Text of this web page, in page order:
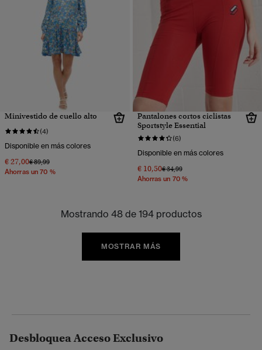
Minivestido de cuello alto
(4)
Disponible en más colores
€ 27,00Precio rebajado de
€ 89,99a
Ahorras un 70 %
Pantalones cortos ciclistas
Sportstyle Essential
(6)
Disponible en más colores
€ 10,50Precio rebajado de
€ 34,99a
Ahorras un 70 %
Mostrando 48 de 194 productos
MOSTRAR MÁS
Desbloquea Acceso Exclusivo